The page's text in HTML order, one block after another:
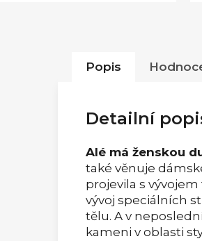
Popis
Detailní
Alé má ženskou
také věnuje
projevila s
vývoj speciálních
tělu. A v
kameni v oblasti